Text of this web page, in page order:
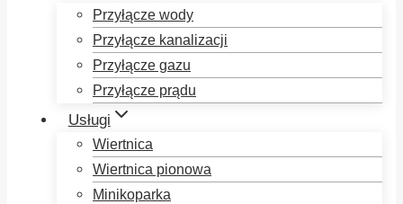
Przyłącze wody
Przyłącze kanalizacji
Przyłącze gazu
Przyłącze prądu
Usługi
Wiertnica
Wiertnica pionowa
Minikoparka